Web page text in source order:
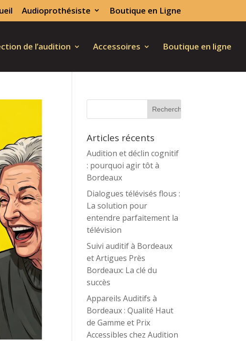
Audioprothésiste Boutique en Ligne
de l’audition Accessoires Boutique en ligne
Articles récents
Audition et déclin cognitif
: pourquoi agir tôt à
Bordeaux
Dialogues télévisés flous :
La solution pour
entendre parfaitement la
télévision
Suivi auditif à Bordeaux
et Artigues Près
Bordeaux: La clé du
succès
Appareils Auditifs à
Bordeaux : Qualité Haut
de Gamme et Prix
Accessibles chez Audition